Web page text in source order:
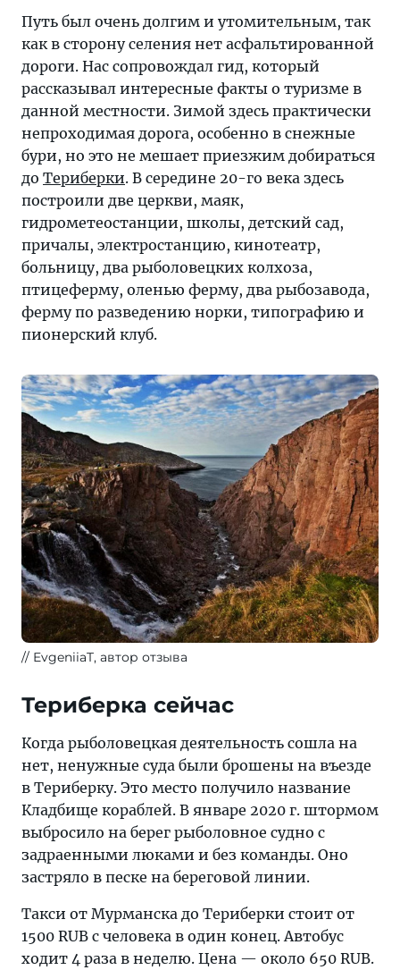
регион,
находящийся
где-
то
в
арктической
зоне.
Отзыв
о
поездке
в
Териберку
с
фото
Путь был очень долгим и утомительным, так
как в сторону селения нет асфальтированной
дороги. Нас сопровождал гид, который
рассказывал интересные факты о туризме в
данной местности. Зимой здесь практически
непроходимая дорога, особенно в снежные
бури, но это не мешает приезжим добираться
до Териберки. В середине 20-го века здесь
построили две церкви, маяк,
гидрометеостанции, школы, детский сад,
причалы, электростанцию, кинотеатр,
больницу, два рыболовецких колхоза,
птицеферму, оленью ферму, два рыбозавода,
ферму по разведению норки, типографию и
пионерский клуб.
EvgeniiaT, автор отзыва
Териберка сейчас
Когда рыболовецкая деятельность сошла на
нет, ненужные суда были брошены на въезде
в Териберку. Это место получило название
Кладбище кораблей. В январе 2020 г. штормом
выбросило на берег рыболовное судно с
задраенными люками и без команды. Оно
застряло в песке на береговой линии.
Такси от Мурманска до Териберки стоит от
1500 RUB с человека в один конец. Автобус
ходит 4 раза в неделю. Цена — около 650 RUB.